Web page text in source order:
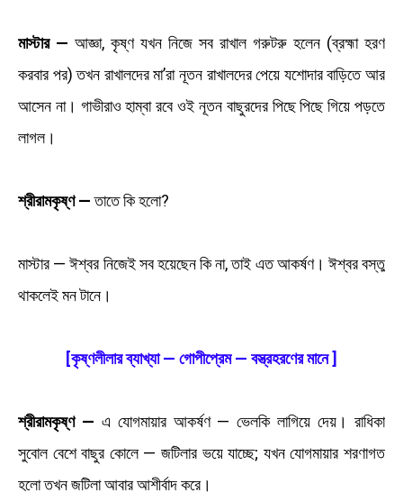
মাস্টার — আজ্ঞা, কৃষ্ণ যখন নিজে সব রাখাল গরুটরু হলেন (ব্রহ্মা হরণ
করবার পর) তখন রাখালদের মা’রা নূতন রাখালদের পেয়ে যশোদার বাড়িতে আর
আসেন না। গাভীরাও হাম্বা রবে ওই নূতন বাছুরদের পিছে পিছে গিয়ে পড়তে
লাগল।
শ্রীরামকৃষ্ণ —তাতে কি হলো?
মাস্টার — ঈশ্বর নিজেই সব হয়েছেন কি না, তাই এত আকর্ষণ। ঈশ্বর বস্তু
থাকলেই মন টানে।
[কৃষ্ণলীলার ব্যাখ্যা — গোপীপ্রেম — বস্ত্রহরণের মানে ]
শ্রীরামকৃষ্ণ — এ যোগমায়ার আকর্ষণ — ভেলকি লাগিয়ে দেয়। রাধিকা
সুবোল বেশে বাছুর কোলে — জটিলার ভয়ে যাচ্ছে; যখন যোগমায়ার শরণাগত
হলো তখন জটিলা আবার আশীর্বাদ করে।